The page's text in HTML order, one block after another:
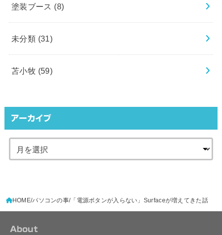
塗装ブース (8)
未分類 (31)
苫小牧 (59)
アーカイブ
HOME パソコンの事 「電源ボタンが入らない」Surfaceが増えてきた話
About